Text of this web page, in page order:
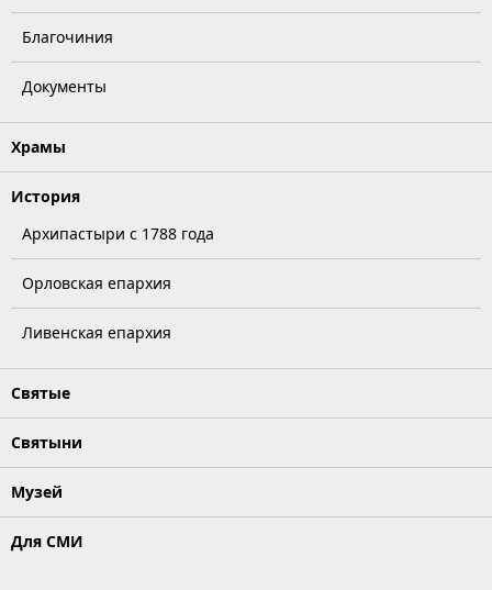
Благочиния
Документы
Храмы
История
Архипастыри с 1788 года
Орловская епархия
Ливенская епархия
Святые
Святыни
Музей
Для СМИ